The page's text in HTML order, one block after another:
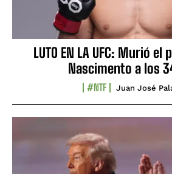
LUTO EN LA UFC: Murió el
Nascimento a los
#NTF Juan José